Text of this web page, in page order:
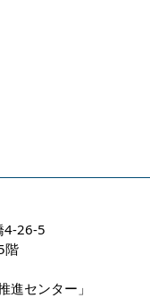
4-26-5
階
進センター」